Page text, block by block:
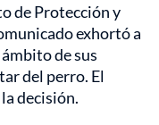
de Protección y
exhortó a
de sus
del perro. El
decisión.